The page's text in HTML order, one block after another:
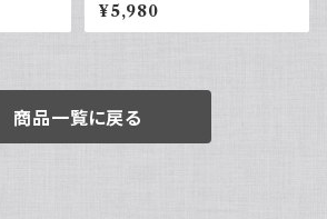
ン 古着 アメカジ リーバイス 長
袖
¥5,980
商品一覧に戻る